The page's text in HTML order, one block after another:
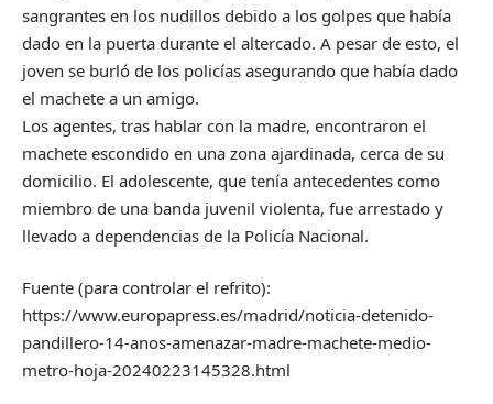
sangrantes en los nudillos debido a los golpes que había
dado en la puerta durante el altercado. A pesar de esto, el
joven se burló de los policías asegurando que había dado
el machete a un amigo.
Los agentes, tras hablar con la madre, encontraron el
machete escondido en una zona ajardinada, cerca de su
domicilio. El adolescente, que tenía antecedentes como
miembro de una banda juvenil violenta, fue arrestado y
llevado a dependencias de la Policía Nacional.
Fuente (para controlar el refrito):
https://www.europapress.es/madrid/noticia-detenido-
pandillero-14-anos-amenazar-madre-machete-medio-
metro-hoja-20240223145328.html